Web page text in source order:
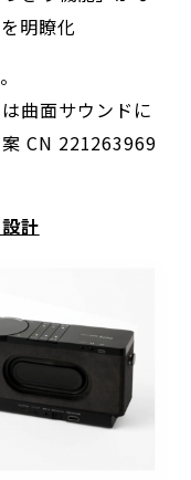
明瞭化
曲面サウンドに
CN 221263969
計